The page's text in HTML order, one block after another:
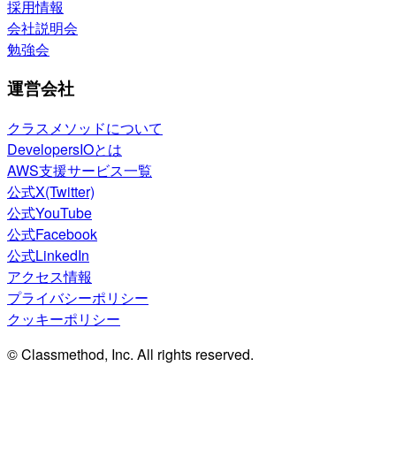
採用情報
会社説明会
勉強会
運営会社
クラスメソッドについて
DevelopersIOとは
AWS支援サービス一覧
公式X(Twitter)
公式YouTube
公式Facebook
公式LinkedIn
アクセス情報
プライバシーポリシー
クッキーポリシー
© Classmethod, Inc. All rights reserved.